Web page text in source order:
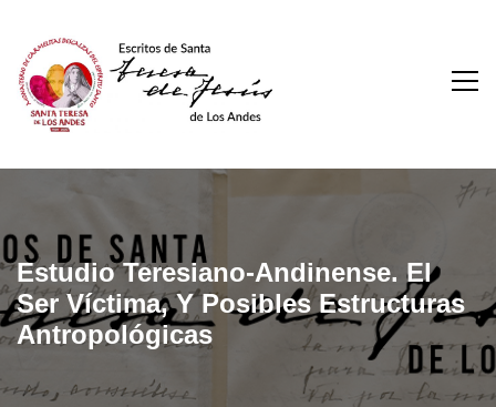
content
Escritos De Santa
Estudio Teresiano-Andinense. El
Ser Víctima, Y Posibles Estructuras
Antropológicas